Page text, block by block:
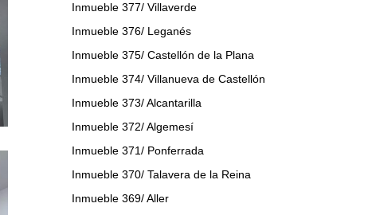
Inmueble 377/ Villaverde
Inmueble 376/ Leganés
Inmueble 375/ Castellón de la Plana
Inmueble 374/ Villanueva de Castellón
Inmueble 373/ Alcantarilla
Inmueble 372/ Algemesí
Inmueble 371/ Ponferrada
Inmueble 370/ Talavera de la Reina
Inmueble 369/ Aller